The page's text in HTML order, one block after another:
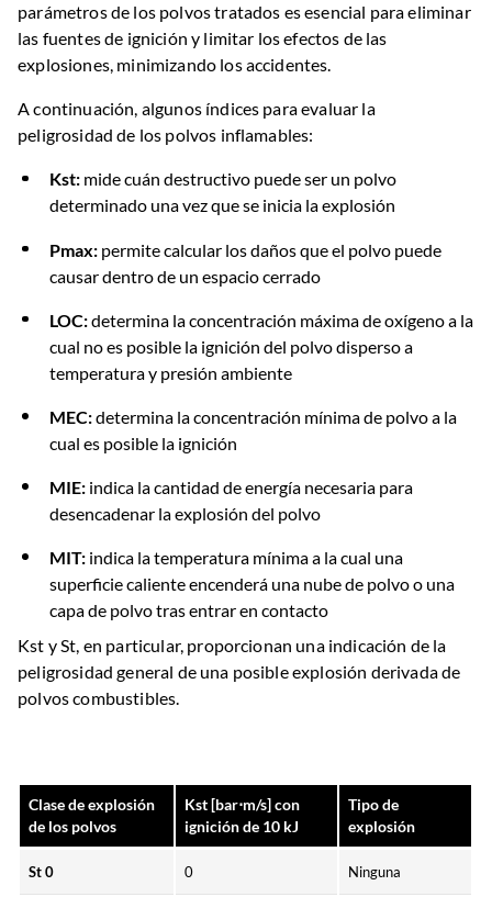
parámetros de los polvos tratados es esencial para eliminar
las fuentes de ignición y limitar los efectos de las
explosiones, minimizando los accidentes.
A continuación, algunos índices para evaluar la
peligrosidad de los polvos inflamables:
Kst: mide cuán destructivo puede ser un polvo
determinado una vez que se inicia la explosión
Pmax: permite calcular los daños que el polvo puede
causar dentro de un espacio cerrado
LOC:determina la concentración máxima de oxígeno a la
cual no es posible la ignición del polvo disperso a
temperatura y presión ambiente
MEC:determina la concentración mínima de polvo a la
cual es posible la ignición
MIE: indica la cantidad de energía necesaria para
desencadenar la explosión del polvo
MIT: indica la temperatura mínima a la cual una
superficie caliente encenderá una nube de polvo o una
capa de polvo tras entrar en contacto
Kst y St, en particular, proporcionan una indicación de la
peligrosidad general de una posible explosión derivada de
polvos combustibles.
Clase de explosión
de los polvos
Kst [bar⋅m/s] con
ignición de 10 kJ
Tipo de
explosión
St 0 0 Ninguna